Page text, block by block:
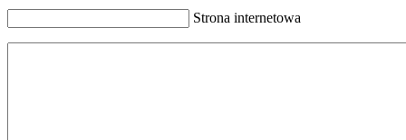
Strona internetowa